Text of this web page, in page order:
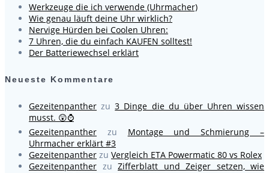
Werkzeuge die ich verwende (Uhrmacher)
Wie genau läuft deine Uhr wirklich?
Nervige Hürden bei Coolen Uhren:
7 Uhren, die du einfach KAUFEN solltest!
Der Batteriewechsel erklärt
Neueste Kommentare
Gezeitenpanther zu3 Dinge die du über Uhren wissen
musst. 😲⌚
Gezeitenpanther zu Montage und Schmierung –
Uhrmacher erklärt #3
Gezeitenpanther zu Vergleich ETA Powermatic 80 vs Rolex
Gezeitenpanther zu Zifferblatt und Zeiger setzen, wie